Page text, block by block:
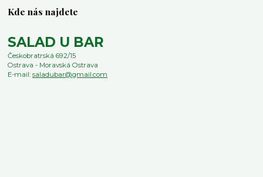
Kde nás najdete
SALAD U BAR
Českobratrská 692/15
Ostrava - Moravská Ostrava
E-mail:saladubar@gmail.com